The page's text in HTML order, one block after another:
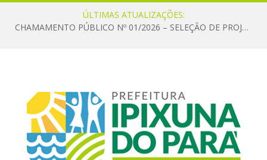
ÚLTIMAS ATUALIZAÇÕES:
CHAMAMENTO PÚBLICO Nº 01/2026 – SELEÇÃO DE PROJETOS PARA FIRMAR TERMO DE EXECUÇÃO CULTURAL COM RECURSOS DA POLÍTICA NACIONAL ALDIR BLANC DE FOMENTO À CULTURA – PNAB (LEI Nº 14.399/2022)